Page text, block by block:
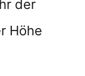
der
Höhe